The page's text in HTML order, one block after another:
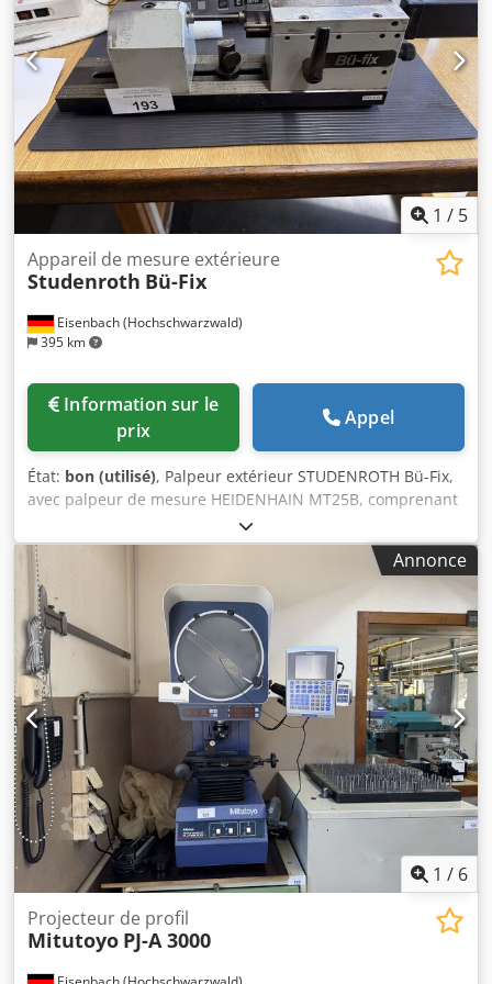
1 / 5
Eisenbach (Hochschwarzwald)
395 km
Appareil de mesure extérieure
Studenroth Bü-Fix
prix
Appel
État: bon (utilisé), Palpeur extérieur STUDENROTH Bü-Fix,
avec palpeur de mesure HEIDENHAIN MT25B, comprenant
un afficheur numérique HEIDENHAIN. Cedpfjztdbiox Abxjrf
Annonce
1 / 6
Projecteur de profil
Mitutoyo PJ-A 3000